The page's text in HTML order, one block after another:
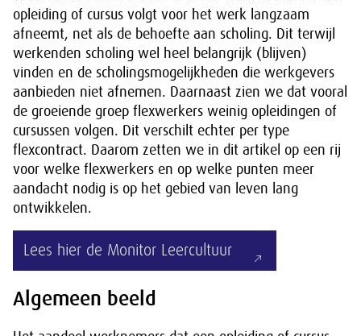
opleiding of cursus volgt voor het werk langzaam
afneemt, net als de behoefte aan scholing. Dit terwijl
werkenden scholing wel heel belangrijk (blijven)
vinden en de scholingsmogelijkheden die werkgevers
aanbieden niet afnemen. Daarnaast zien we dat vooral
de groeiende groep flexwerkers weinig opleidingen of
cursussen volgen. Dit verschilt echter per type
flexcontract. Daarom zetten we in dit artikel op een rij
voor welke flexwerkers en op welke punten meer
aandacht nodig is op het gebied van leven lang
ontwikkelen.
Lees hier de Monitor Leercultuur
Algemeen beeld